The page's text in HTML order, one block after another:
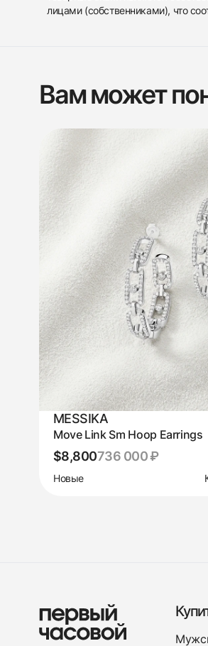
лицами (собственниками), что
Вам может
MESSIKA
Move Link Sm Hoop Earrings
$8,800736 000 ₽
Новые